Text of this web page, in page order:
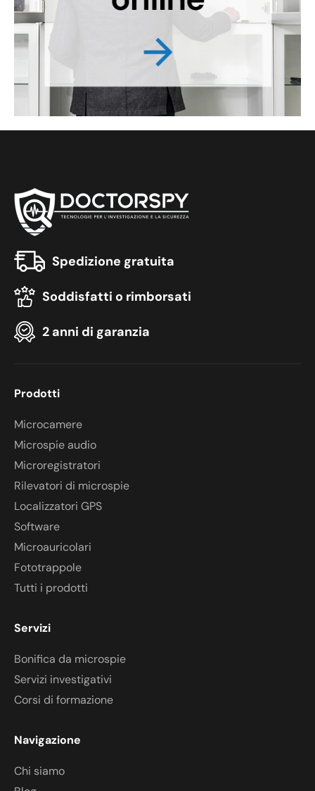
Spedizione gratuita
Soddisfatti o rimborsati
2 anni di garanzia
Prodotti
Microcamere
Microspie audio
Microregistratori
Rilevatori di microspie
Localizzatori GPS
Software
Microauricolari
Fototrappole
Tutti i prodotti
Servizi
Bonifica da microspie
Servizi investigativi
Corsi di formazione
Navigazione
Chi siamo